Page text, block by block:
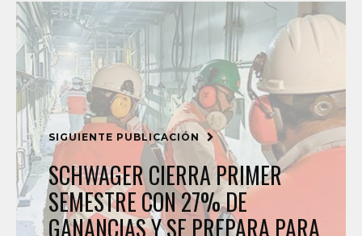
SIGUIENTE PUBLICACIÓN
SCHWAGER CIERRA PRIMER
SEMESTRE CON 27% DE
GANANCIAS Y SE PREPARA PARA